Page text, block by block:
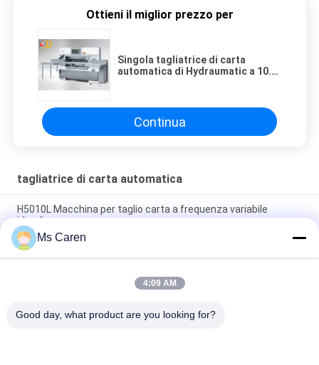
Ottieni il miglior prezzo per
Singola tagliatrice di carta
automatica di Hydraumatic a 10.4
Continua
tagliatrice di carta automatica
H5010L Macchina per taglio carta a frequenza variabile
idraulica
Macchina per tagliare la carta a foglio per tubi NC modello
1600
CP-670B Macchine per taglio di carta idraulica a
Ms Caren
4:09 AM
Good day, what product are you looking for?